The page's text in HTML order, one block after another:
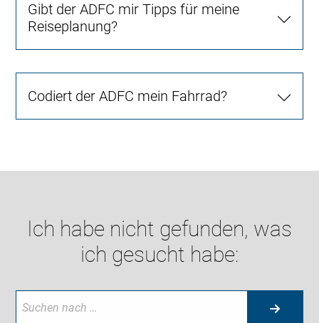
Gibt der ADFC mir Tipps für meine
Reiseplanung?
Codiert der ADFC mein Fahrrad?
Ich habe nicht gefunden, was
ich gesucht habe: